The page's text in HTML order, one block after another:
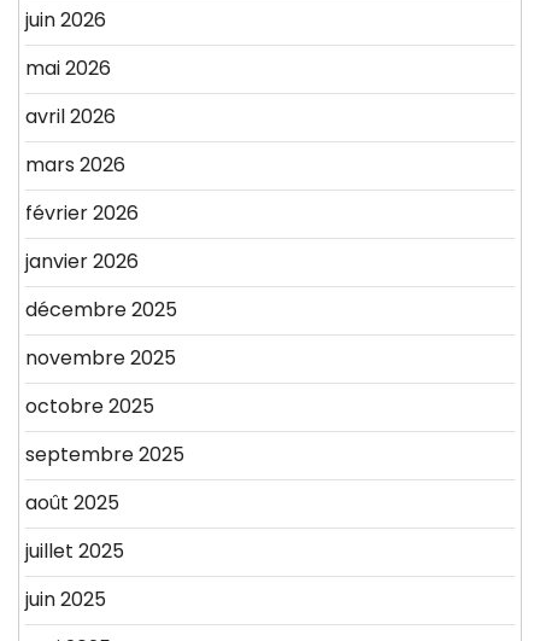
juin 2026
mai 2026
avril 2026
mars 2026
février 2026
janvier 2026
décembre 2025
novembre 2025
octobre 2025
septembre 2025
août 2025
juillet 2025
juin 2025